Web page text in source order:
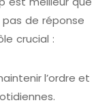
de réponse
crucial :
l’ordre et